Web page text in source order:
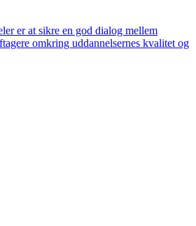
er at sikre en god dialog mellem
omkring uddannelsernes kvalitet og